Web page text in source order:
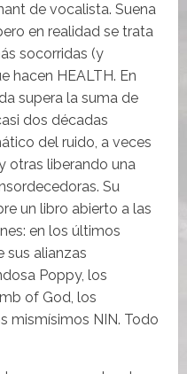
de vocalista. Suena
en realidad se trata
socorridas (y
hacen HEALTH. En
supera la suma de
dos décadas
del ruido, a veces
otras liberando una
Su
un libro abierto a las
en los últimos
sus alianzas
Poppy, los
of God, los
mismísimos NIN. Todo